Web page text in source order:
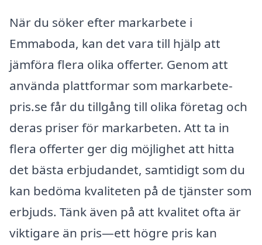
När du söker efter markarbete i
Emmaboda, kan det vara till hjälp att
jämföra flera olika offerter. Genom att
använda plattformar som markarbete-
pris.se får du tillgång till olika företag och
deras priser för markarbeten. Att ta in
flera offerter ger dig möjlighet att hitta
det bästa erbjudandet, samtidigt som du
kan bedöma kvaliteten på de tjänster som
erbjuds. Tänk även på att kvalitet ofta är
viktigare än pris—ett högre pris kan